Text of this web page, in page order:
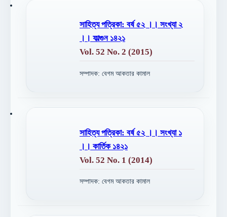
সাহিত্য পত্রিকা: বর্ষ ৫২ ।। সংখ্যা ২
।। ফাল্গুন ১৪২১
Vol. 52 No. 2 (2015)
সম্পাদক: বেগম আকতার কামাল
সাহিত্য পত্রিকা: বর্ষ ৫২ ।। সংখ্যা ১
।। কার্তিক ১৪২১
Vol. 52 No. 1 (2014)
সম্পাদক: বেগম আকতার কামাল